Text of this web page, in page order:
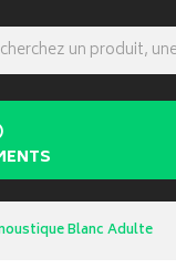
Blanc Adulte